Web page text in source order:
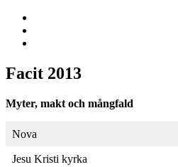
Facit 2013
Myter, makt och mångfald
Nova
Jesu Kristi kyrka